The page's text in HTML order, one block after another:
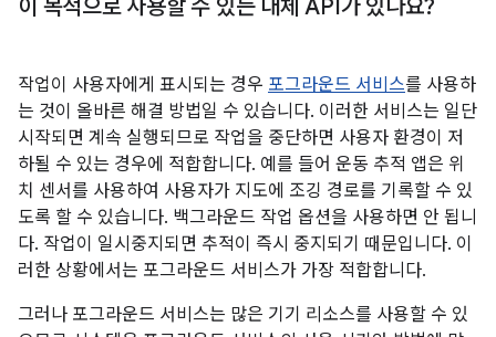
이 목적으로 사용할 수 있는 대체 API가 있나요?
작업이 사용자에게 표시되는 경우 포그라운드 서비스를 사용하
는 것이 올바른 해결 방법일 수 있습니다. 이러한 서비스는 일단
시작되면 계속 실행되므로 작업을 중단하면 사용자 환경이 저
하될 수 있는 경우에 적합합니다. 예를 들어 운동 추적 앱은 위
치 센서를 사용하여 사용자가 지도에 조깅 경로를 기록할 수 있
도록 할 수 있습니다. 백그라운드 작업 옵션을 사용하면 안 됩니
다. 작업이 일시중지되면 추적이 즉시 중지되기 때문입니다. 이
러한 상황에서는 포그라운드 서비스가 가장 적합합니다.
그러나 포그라운드 서비스는 많은 기기 리소스를 사용할 수 있